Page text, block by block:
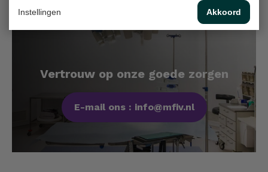
Instellingen Akkoord
Vertrouw op onze goede zorgen
E-mail ons : info@mfiv.nl